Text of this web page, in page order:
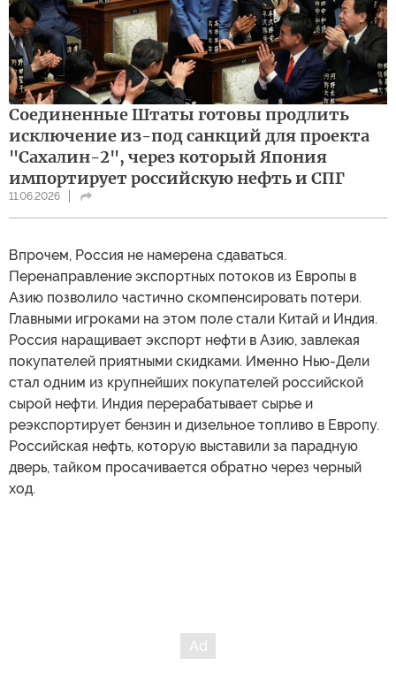
Соединенные Штаты готовы продлить
исключение из-под санкций для проекта
"Сахалин-2", через который Япония
импортирует российскую нефть и СПГ
11.06.2026
Впрочем, Россия не намерена сдаваться.
Перенаправление экспортных потоков из Европы в
Азию позволило частично скомпенсировать потери.
Главными игроками на этом поле стали Китай и Индия.
Россия наращивает экспорт нефти в Азию, завлекая
покупателей приятными скидками. Именно Нью-Дели
стал одним из крупнейших покупателей российской
сырой нефти. Индия перерабатывает сырье и
реэкспортирует бензин и дизельное топливо в Европу.
Российская нефть, которую выставили за парадную
дверь, тайком просачивается обратно через черный
ход.